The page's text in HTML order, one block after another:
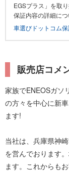
EGSプラス」を取
保証内容の詳細につ
車選びドットコム
販売店コメ
家族でENEOSガソ
の方々を中心に新
ます!
当社は、兵庫県神
を営んでおります
ます。これからも